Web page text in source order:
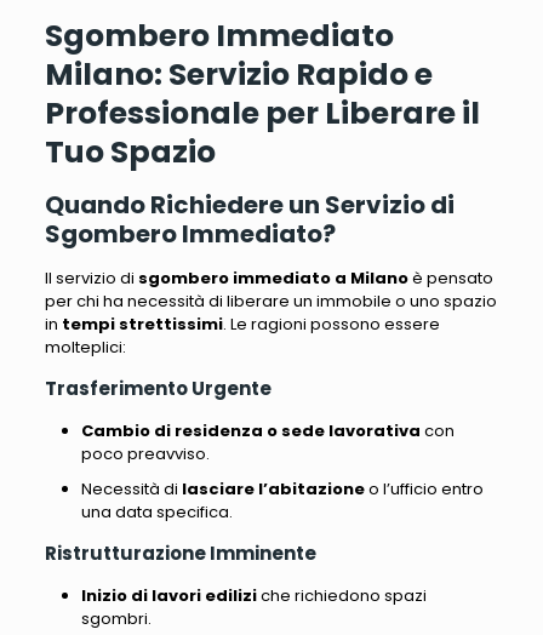
Sgombero Immediato
Milano: Servizio Rapido e
Professionale per Liberare il
Tuo Spazio
Quando Richiedere un Servizio di
Sgombero Immediato?
Il servizio di sgombero immediato a Milanoè pensato
per chi ha necessità di liberare un immobile o uno spazio
in tempi strettissimi. Le ragioni possono essere
molteplici:
Trasferimento Urgente
Cambio di residenza o sede lavorativa con
poco preavviso.
Necessità di lasciare l’abitazioneo l’ufficio entro
una data specifica.
Ristrutturazione Imminente
Inizio di lavori ediliziche richiedono spazi
sgombri.